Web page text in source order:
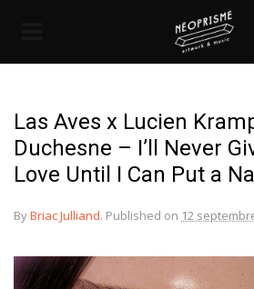
Las Aves x Lucien
Duchesne – I’ll Never
Love Until I Can Put a
ByBriac Julliand. Published on 12